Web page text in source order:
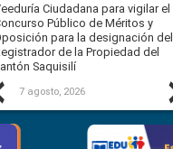
Previous
Ciudadana para vigilar el
Público de Méritos y
para la designación del
de la Propiedad del
Saquisilí
7 agosto, 2026